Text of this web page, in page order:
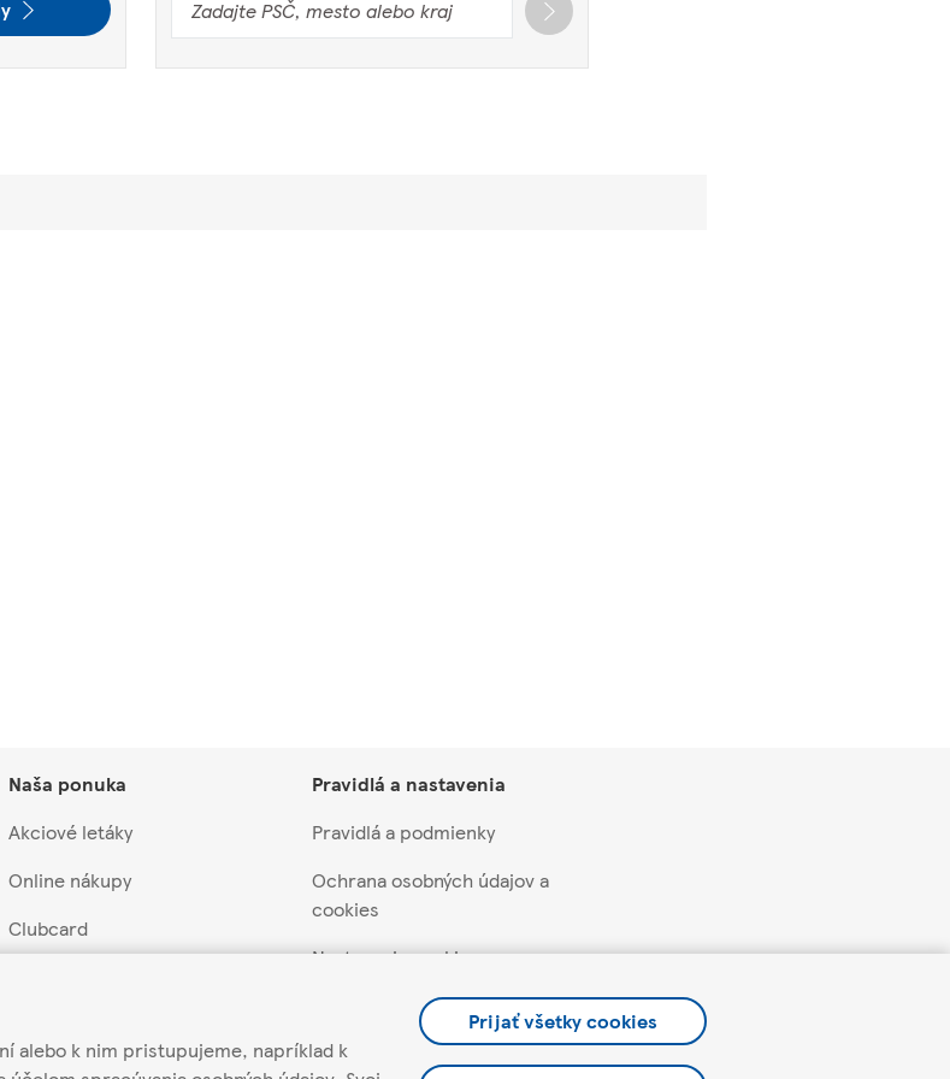
alebo k nim pristupujeme, napríklad k
Prijať všetky cookies
Naša ponuka
Akciové letáky
Online nákupy
Clubcard
Scan&Shop
Pravidlá a nastavenia
Pravidlá a podmienky
Ochrana osobných údajov a
cookies
Nastavenia cookie
Pravidlá súťaží a akcií
Môj účet